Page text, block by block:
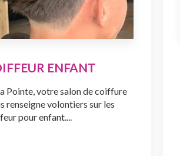
ENFANT
Pointe, votre salon de coiffure
renseigne volontiers sur les
pour enfant....